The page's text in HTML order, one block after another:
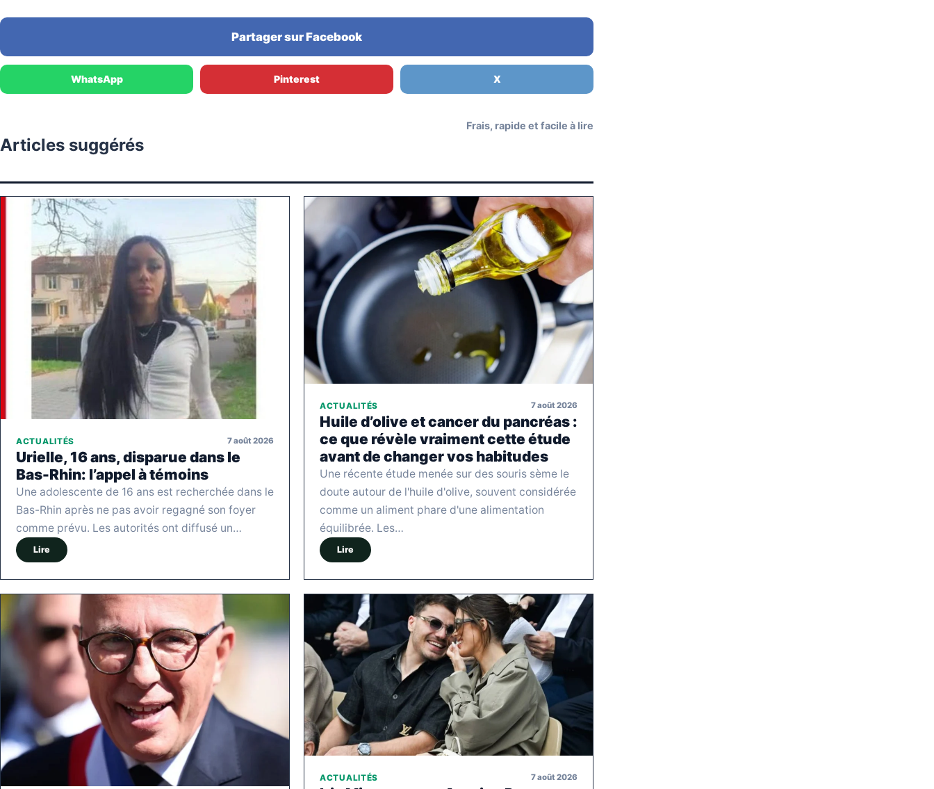
Partager sur Facebook
WhatsApp Pinterest X
Articles suggérés
Frais, rapide et facile à lire
ACTUALITÉS 7 août 2026
Urielle, 16 ans, disparue dans le
Bas-Rhin: l’appel à témoins
Une adolescente de 16 ans est recherchée dans le
Bas-Rhin après ne pas avoir regagné son foyer
comme prévu. Les autorités ont diffusé un…
Lire
ACTUALITÉS 7 août 2026
Huile d’olive et cancer du pancréas :
ce que révèle vraiment cette étude
avant de changer vos habitudes
Une récente étude menée sur des souris sème le
doute autour de l'huile d'olive, souvent considérée
comme un aliment phare d'une alimentation
équilibrée. Les…
Lire
ACTUALITÉS 7 août 2026